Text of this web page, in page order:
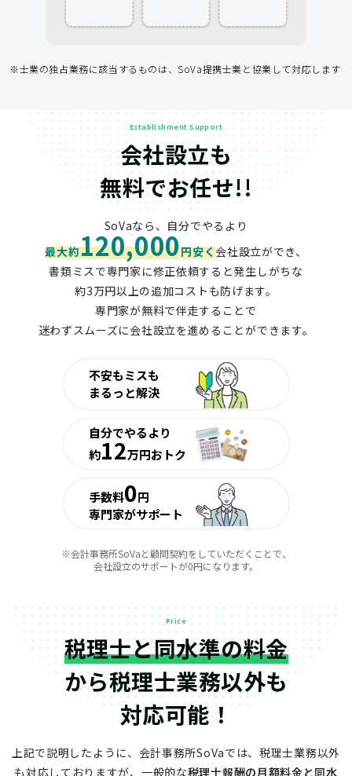
※士業の独占業務に該当するものは、SoVa提携士業と協業して対応します
Establishment Support
会社設立も
無料でお任せ!!
SoVaなら、自分でやるより
最大約120,000円安く会社設立ができ、
書類ミスで専門家に修正依頼すると発生しがちな
約3万円以上の追加コストも防げます。
専門家が無料で伴走することで
迷わずスムーズに会社設立を進めることができます。
不安もミスも
まるっと解決
自分でやるより
約12万円おトク
手数料0円
専門家がサポート
※会計事務所SoVaと顧問契約をしていただくことで、
会社設立のサポートが0円になります。
Price
税理士と同水準の料金
から税理士業務以外も
対応可能！
上記で説明したように、会計事務所SoVaでは、税理士業務以外
も対応しておりますが、 一般的な税理士報酬の月額料金と同水